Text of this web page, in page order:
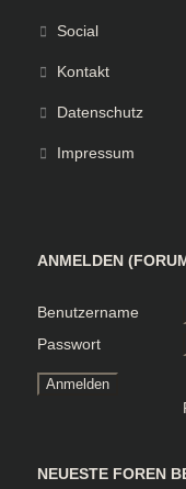
ANMELDEN
Benutzername
Passwort
NEUESTE FOREN
Social
Kontakt
Datenschutz
Impressum